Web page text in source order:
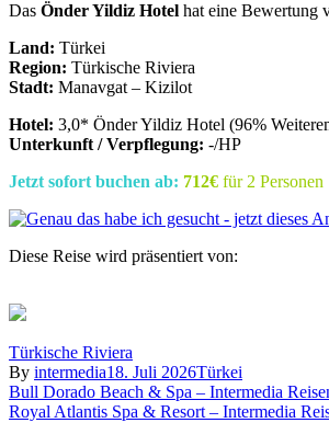
Das Önder Yildiz Hotel hat eine Bewertung
Land: Türkei
Region: Türkische Riviera
Stadt: Manavgat – Kizilot
Hotel: 3,0* Önder Yildiz Hotel (96%
Unterkunft / Verpflegung: -/HP
Jetzt sofort buchen ab: 712€ für 2 Personen
Diese Reise wird präsentiert von:
Türkische Riviera
By intermedia18. Juli 2026Türkei
Beitragsnavigation
Bull Dorado Beach & Spa – Intermedia
Royal Atlantis Spa & Resort – Intermedia